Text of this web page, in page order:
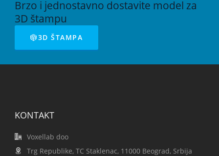
Brzo i jednostavno dostavite model za
3D štampu
3D ŠTAMPA
KONTAKT
Voxellab doo
Trg Republike, TC Staklenac, 11000 Beograd, Srbija